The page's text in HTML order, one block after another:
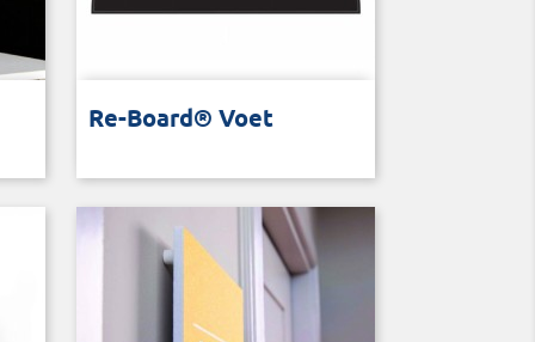
Re-Board® Voet
Standaard voor een Re-board®
paneel